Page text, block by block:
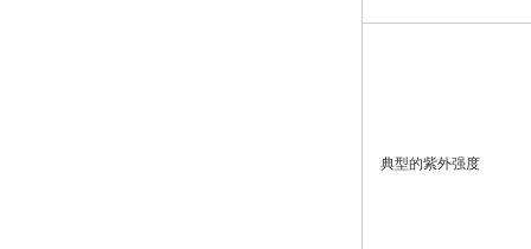
典型的紫外强度